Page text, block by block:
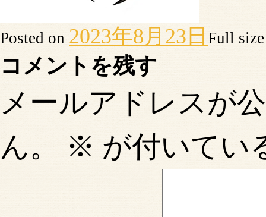
Posted on 2023年8月23日 Full
コメントを残す
メールアドレスが
ん。
※ が付いてい